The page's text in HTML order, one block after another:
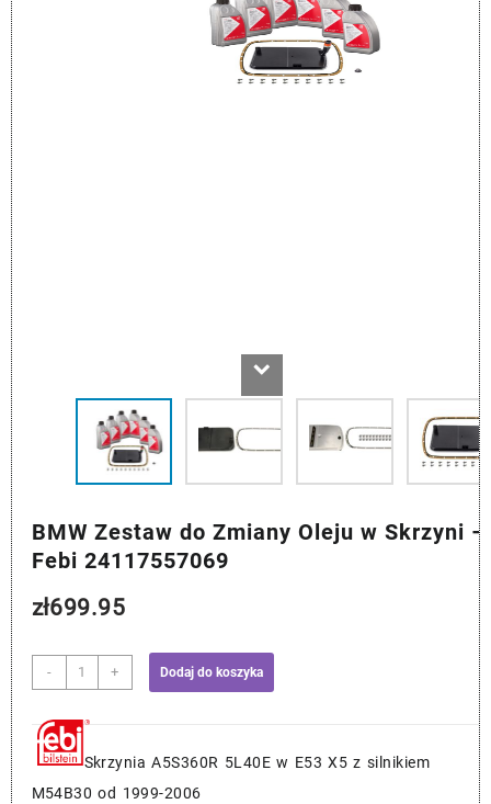
BMW Zestaw do Zmiany Oleju w Skrzyni –
Febi 24117557069
zł699.95
-
ilość
BMW
do
Zmiany
+ Dodaj do koszyka
Skrzynia A5S360R 5L40E w E53 X5 z silnikiem
M54B30 od 1999-2006